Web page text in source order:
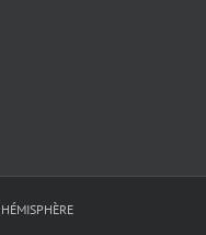
HÉMISPHÈRE